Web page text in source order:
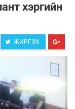
хэргийн
ЖИРГЭХ